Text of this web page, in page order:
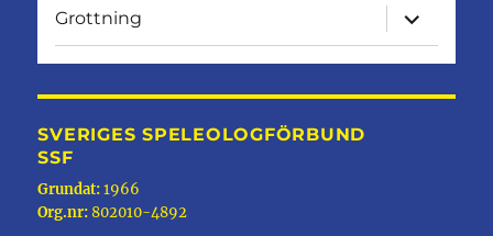
Grottning
expandera
SVERIGES SPELEOLOGFÖRBUND
SSF
Grundat:1966
Org.nr:802010-4892